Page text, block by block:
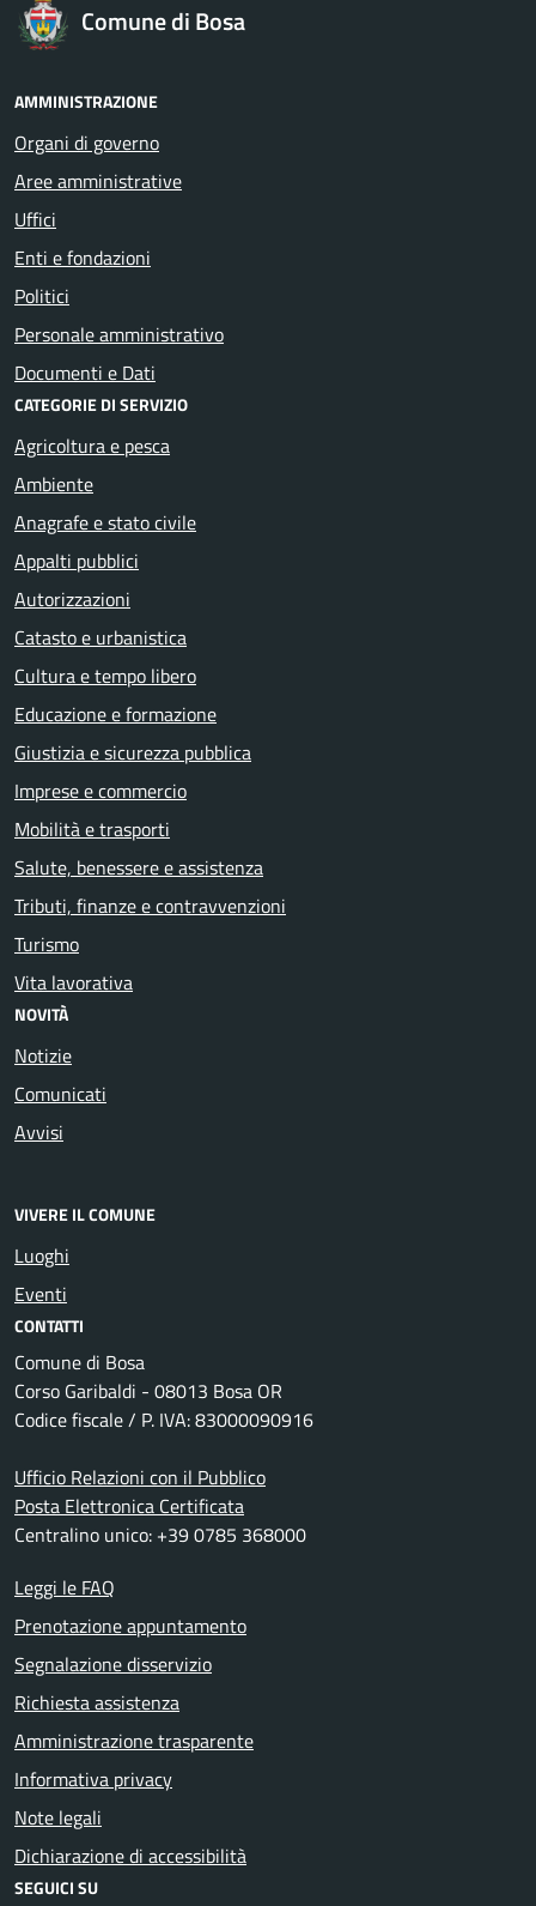
Comune di Bosa
AMMINISTRAZIONE
Organi di governo
Aree amministrative
Uffici
Enti e fondazioni
Politici
Personale amministrativo
Documenti e Dati
CATEGORIE DI SERVIZIO
Agricoltura e pesca
Ambiente
Anagrafe e stato civile
Appalti pubblici
Autorizzazioni
Catasto e urbanistica
Cultura e tempo libero
Educazione e formazione
Giustizia e sicurezza pubblica
Imprese e commercio
Mobilità e trasporti
Salute, benessere e assistenza
Tributi, finanze e contravvenzioni
Turismo
Vita lavorativa
NOVITÀ
Notizie
Comunicati
Avvisi
VIVERE IL COMUNE
Luoghi
Eventi
CONTATTI
Comune di Bosa
Corso Garibaldi - 08013 Bosa OR
Codice fiscale / P. IVA: 83000090916
Ufficio Relazioni con il Pubblico
Posta Elettronica Certificata
Centralino unico: +39 0785 368000
Leggi le FAQ
Prenotazione appuntamento
Segnalazione disservizio
Richiesta assistenza
Amministrazione trasparente
Informativa privacy
Note legali
Dichiarazione di accessibilità
SEGUICI SU